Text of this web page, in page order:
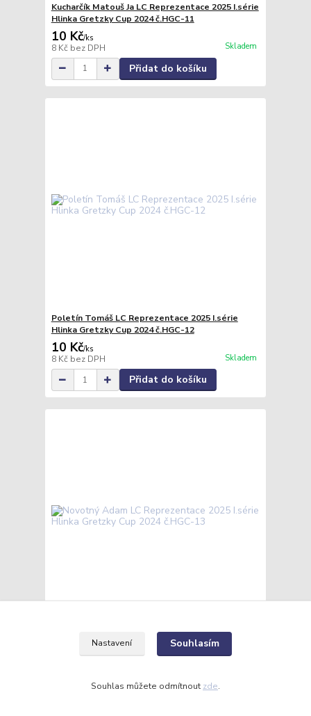
Kucharčík Matouš Ja LC Reprezentace 2025 I.série
Hlinka Gretzky Cup 2024 č.HGC-11
10 Kč/ks
8 Kč bez DPH Skladem
Přidat do košíku
Poletín Tomáš LC Reprezentace 2025 I.série
Hlinka Gretzky Cup 2024 č.HGC-12
10 Kč/ks
8 Kč bez DPH Skladem
Přidat do košíku
Novotný Adam LC Reprezentace 2025 I.série
Hlinka Gretzky Cup 2024 č.HGC-13
10 Kč
Přidat do košíku
Nastavení Souhlasím
Souhlas můžete odmítnout zde.